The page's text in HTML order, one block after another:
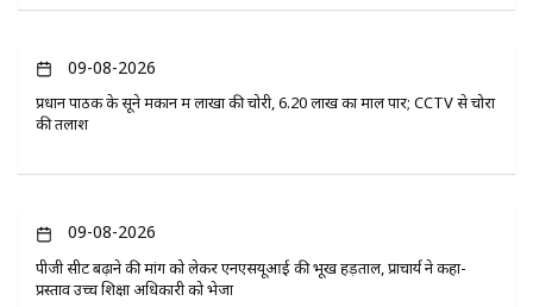
09-08-2026
प्रधान पाठक के सूने मकान में लाखों की चोरी, 6.20 लाख का माल पार; CCTV से चोरों
की तलाश
09-08-2026
पीजी सीट बढ़ाने की मांग को लेकर एनएसयूआई की भूख हड़ताल, प्राचार्य ने कहा-
प्रस्ताव उच्च शिक्षा अधिकारी को भेजा